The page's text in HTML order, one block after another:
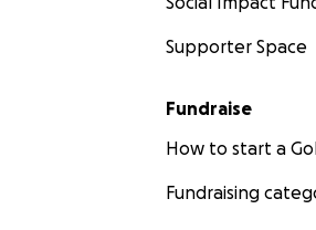
Supporter Space
Fundraise
How to start a
Fundraising